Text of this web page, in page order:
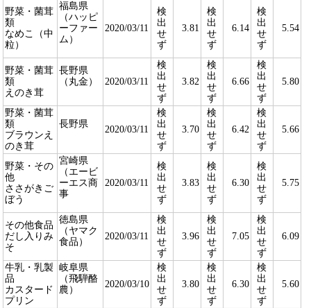
野菜・菌茸
類
なめこ（中
粒）
福島県
（ハッピ
ーファー
ム）
2020/03/11
検
出
せ
ず
3.81
検
出
せ
ず
6.14
検
出
せ
ず
5.54
野菜・菌茸
類
えのき茸
長野県
（丸金）
2020/03/11
検
出
せ
ず
3.82
検
出
せ
ず
6.66
検
出
せ
ず
5.80
野菜・菌茸
類
ブラウンえ
のき茸
長野県
2020/03/11
検
出
せ
ず
3.70
検
出
せ
ず
6.42
検
出
せ
ず
5.66
野菜・その
他
ささがきご
ぼう
宮崎県
（エービ
ーエス商
事
2020/03/11
検
出
せ
ず
3.83
検
出
せ
ず
6.30
検
出
せ
ず
5.75
その他食品
だし入りみ
そ
徳島県
（ヤマク
食品）
2020/03/11
検
出
せ
ず
3.96
検
出
せ
ず
7.05
検
出
せ
ず
6.09
牛乳・乳製
品
カスタード
プリン
岐阜県
（飛騨酪
農）
2020/03/10
検
出
せ
ず
3.80
検
出
せ
ず
6.30
検
出
せ
ず
5.60